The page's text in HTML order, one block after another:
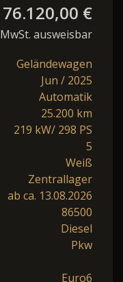
76.120,00 €
MwSt. ausweisbar
Geländewagen
Jun / 2025
Automatik
25.200 km
219 kW/ 298 PS
5
Weiß
Zentrallager
ab ca. 13.08.2026
86500
Diesel
Pkw
Euro6